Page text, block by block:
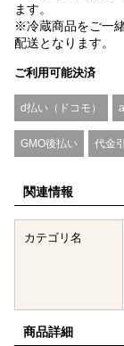
ます。
※冷蔵商品をご一
配送となります。
ご利用可能決済
d払い（ドコモ）
GMO後払い 代金
関連情報
カテゴリ名
商品詳細